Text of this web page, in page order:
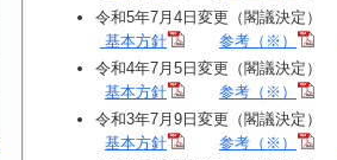
令和5年7月4日変更（閣議決定）
基本方針
参考（※）
令和4年7月5日変更（閣議決定）
基本方針
参考（※）
令和3年7月9日変更（閣議決定）
基本方針
参考（※）